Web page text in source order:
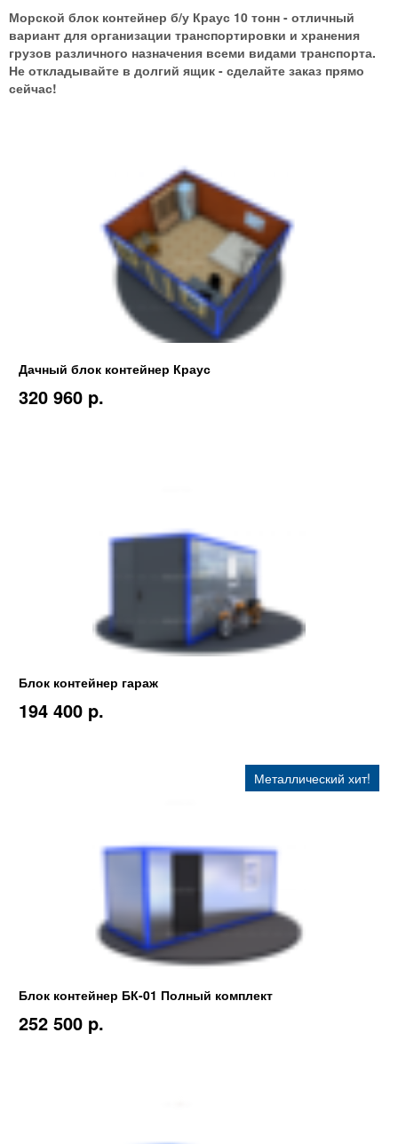
Морской блок контейнер б/у Краус 10 тонн - отличный
вариант для организации транспортировки и хранения
грузов различного назначения всеми видами транспорта.
Не откладывайте в долгий ящик - сделайте заказ прямо
сейчас!
Дачный блок контейнер Краус
320 960 p.
Блок контейнер гараж
194 400 p.
Металлический хит!
Блок контейнер БК-01 Полный комплект
252 500 p.